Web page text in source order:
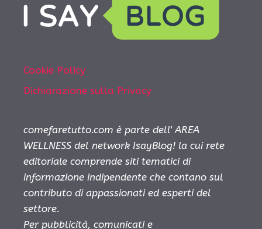
Cookie Policy
Dichiarazione sulla Privacy
comefaretutto.com è parte dell' AREA
WELLNESS del network IsayBlog! la cui rete
editoriale comprende siti tematici di
informazione indipendente che contano sul
contributo di appassionati ed esperti del
settore.
Per pubblicità, comunicati e